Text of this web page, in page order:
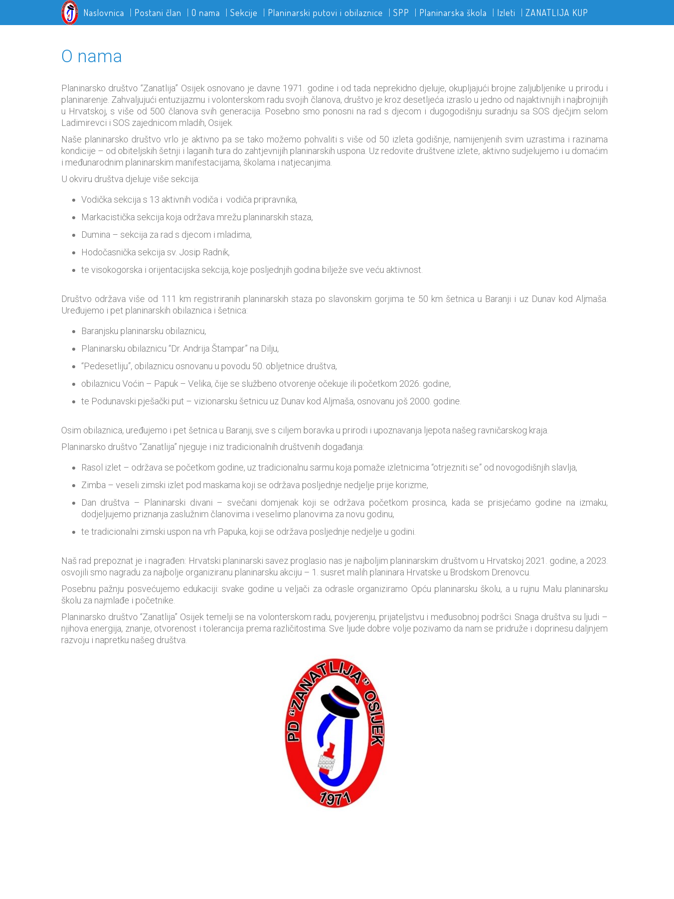
Naslovnica Postani član O nama Sekcije Planinarski putovi i obilaznice SPP Planinarska škola Izleti ZANATLIJA KUP
O nama
Planinarsko društvo “Zanatlija” Osijek osnovano je davne 1971. godine i od tada neprekidno djeluje, okupljajući brojne zaljubljenike u prirodu i
planinarenje. Zahvaljujući entuzijazmu i volonterskom radu svojih članova, društvo je kroz desetljeća izraslo u jedno od najaktivnijih i najbrojnijih
u Hrvatskoj, s više od 500 članova svih generacija. Posebno smo ponosni na rad s djecom i dugogodišnju suradnju sa SOS dječjim selom
Ladimirevci i SOS zajednicom mladih, Osijek.
Naše planinarsko društvo vrlo je aktivno pa se tako možemo pohvaliti s više od 50 izleta godišnje, namijenjenih svim uzrastima i razinama
kondicije – od obiteljskih šetnji i laganih tura do zahtjevnijih planinarskih uspona. Uz redovite društvene izlete, aktivno sudjelujemo i u domaćim
i međunarodnim planinarskim manifestacijama, školama i natjecanjima.
U okviru društva djeluje više sekcija:
Vodička sekcija s 13 aktivnih vodiča i vodiča pripravnika,
Markacistička sekcija koja održava mrežu planinarskih staza,
Dumina – sekcija za rad s djecom i mladima,
Hodočasnička sekcija sv. Josip Radnik,
te visokogorska i orijentacijska sekcija, koje posljednjih godina bilježe sve veću aktivnost.
Društvo održava više od 111 km registriranih planinarskih staza po slavonskim gorjima te 50 km šetnica u Baranji i uz Dunav kod Aljmaša.
Uređujemo i pet planinarskih obilaznica i šetnica:
Baranjsku planinarsku obilaznicu,
Planinarsku obilaznicu “Dr. Andrija Štampar” na Dilju,
“Pedesetliju”, obilaznicu osnovanu u povodu 50. obljetnice društva,
obilaznicu Voćin – Papuk – Velika, čije se službeno otvorenje očekuje ili početkom 2026. godine,
te Podunavski pješački put – vizionarsku šetnicu uz Dunav kod Aljmaša, osnovanu još 2000. godine.
Osim obilaznica, uređujemo i pet šetnica u Baranji, sve s ciljem boravka u prirodi i upoznavanja ljepota našeg ravničarskog kraja.
Planinarsko društvo “Zanatlija” njeguje i niz tradicionalnih društvenih događanja:
Rasol izlet – održava se početkom godine, uz tradicionalnu sarmu koja pomaže izletnicima “otrjezniti se” od novogodišnjih slavlja,
Zimba – veseli zimski izlet pod maskama koji se održava posljednje nedjelje prije korizme,
Dan društva – Planinarski divani – svečani domjenak koji se održava početkom prosinca, kada se prisjećamo godine na izmaku,
dodjeljujemo priznanja zaslužnim članovima i veselimo planovima za novu godinu,
te tradicionalni zimski uspon na vrh Papuka, koji se održava posljednje nedjelje u godini.
Naš rad prepoznat je i nagrađen: Hrvatski planinarski savez proglasio nas je najboljim planinarskim društvom u Hrvatskoj 2021. godine, a 2023.
osvojili smo nagradu za najbolje organiziranu planinarsku akciju – 1. susret malih planinara Hrvatske u Brodskom Drenovcu.
Posebnu pažnju posvećujemo edukaciji: svake godine u veljači za odrasle organiziramo Opću planinarsku školu, a u rujnu Malu planinarsku
školu za najmlađe i početnike.
Planinarsko društvo “Zanatlija” Osijek temelji se na volonterskom radu, povjerenju, prijateljstvu i međusobnoj podršci. Snaga društva su ljudi –
njihova energija, znanje, otvorenost i tolerancija prema različitostima. Sve ljude dobre volje pozivamo da nam se pridruže i doprinesu daljnjem
razvoju i napretku našeg društva.